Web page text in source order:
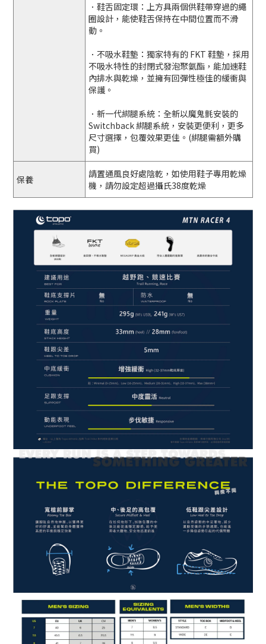
． 鞋舌固定環 ：上方具兩個供鞋帶穿過的繩
圈設計，能使鞋舌保持在中間位置而不滑
動。
． 不吸水鞋墊 ：獨家特有的 FKT 鞋墊，採用
不吸水特性的封閉式發泡聚氨酯，能加速鞋
內排水與乾燥，並擁有回彈性極佳的緩衝與
保護。
． 新一代綁腿系統 ：全新以魔鬼氈安裝的
Switchback 綁腿系統，安裝更便利，更多
尺寸選擇，包覆效果更佳。(綁腿需額外購
買)
保養
請置通風良好處陰乾，如使用鞋子專用乾燥
機，請勿設定超過攝氏38度乾燥